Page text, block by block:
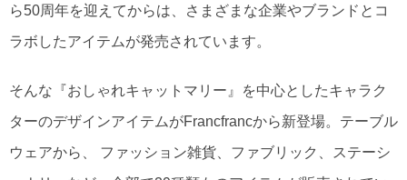
ら50周年を迎えてからは、さまざまな企業やブランドとコ
ラボしたアイテムが発売されています。
そんな『おしゃれキャットマリー』を中心としたキャラク
ターのデザインアイテムがFrancfrancから新登場。テーブル
ウェアから、 ファッション雑貨、ファブリック、ステーシ